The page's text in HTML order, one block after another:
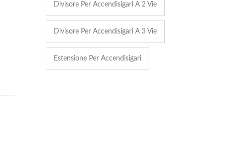
Divisore Per Accendisigari A 2 Vie
Divisore Per Accendisigari A 3 Vie
Estensione Per Accendisigari